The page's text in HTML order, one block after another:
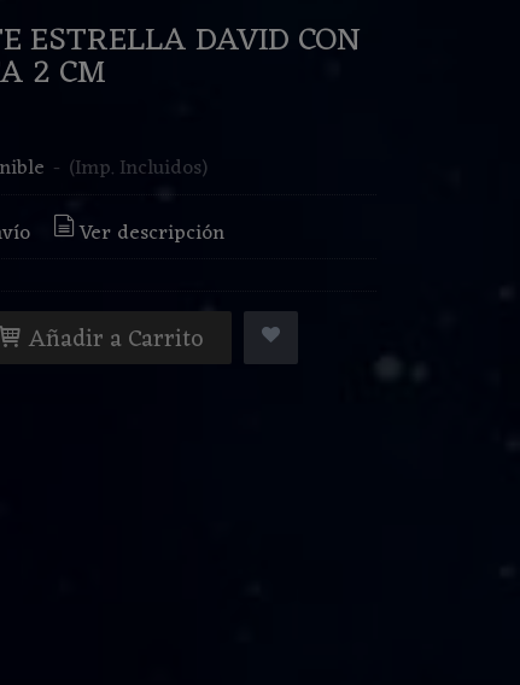
ESTRELLA DAVID CON
2 CM
- (Imp. Incluidos)
Ver descripción
Añadir a Carrito